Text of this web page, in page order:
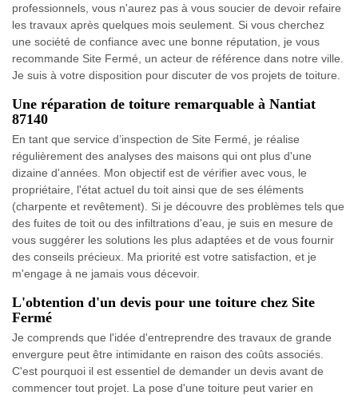
professionnels, vous n'aurez pas à vous soucier de devoir refaire
les travaux après quelques mois seulement. Si vous cherchez
une société de confiance avec une bonne réputation, je vous
recommande Site Fermé, un acteur de référence dans notre ville.
Je suis à votre disposition pour discuter de vos projets de toiture.
Une réparation de toiture remarquable à Nantiat
87140
En tant que service d’inspection de Site Fermé, je réalise
régulièrement des analyses des maisons qui ont plus d'une
dizaine d'années. Mon objectif est de vérifier avec vous, le
propriétaire, l'état actuel du toit ainsi que de ses éléments
(charpente et revêtement). Si je découvre des problèmes tels que
des fuites de toit ou des infiltrations d'eau, je suis en mesure de
vous suggérer les solutions les plus adaptées et de vous fournir
des conseils précieux. Ma priorité est votre satisfaction, et je
m'engage à ne jamais vous décevoir.
L'obtention d'un devis pour une toiture chez Site
Fermé
Je comprends que l'idée d'entreprendre des travaux de grande
envergure peut être intimidante en raison des coûts associés.
C'est pourquoi il est essentiel de demander un devis avant de
commencer tout projet. La pose d'une toiture peut varier en